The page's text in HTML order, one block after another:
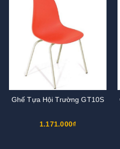
Ghế Tựa Hội Trường GT10S
1.171.000₫